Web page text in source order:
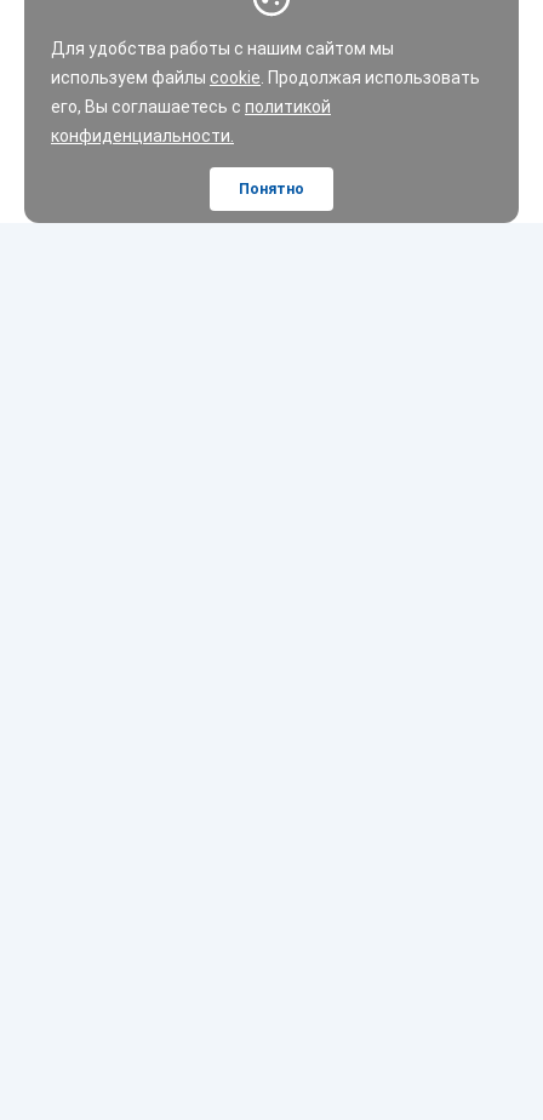
Для удобства работы с нашим сайтом мы
используем файлы cookie . Продолжая использовать
его, Вы соглашаетесь с политикой
конфиденциальности.
Понятно